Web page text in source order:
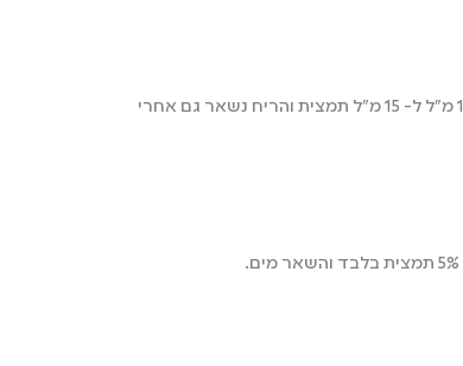
יש למלא בתא של המרכך כביסה בין 10 מ"ל ל- 15 מ"ל תמצית והריח נשאר גם אחרי